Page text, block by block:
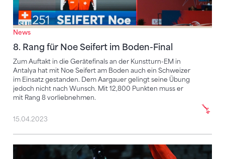
News
8. Rang für Noe Seifert im Boden-Final
Zum Auftakt in die Gerätefinals an der Kunstturn-EM in
Antalya hat mit Noe Seifert am Boden auch ein Schweizer
im Einsatz gestanden. Dem Aargauer gelingt seine Übung
jedoch nicht nach Wunsch. Mit 12,800 Punkten muss er
mit Rang 8 vorliebnehmen.
15.04.2023
Zwei Top-7-Plätze im Mehrkampf-Final